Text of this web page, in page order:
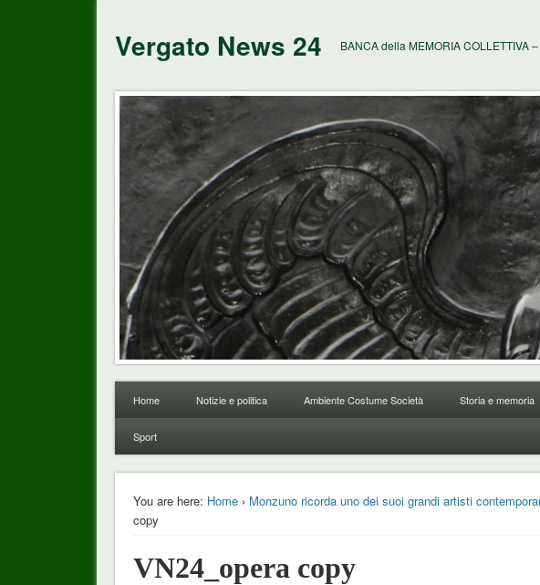
Vergato News 24 BANCA della MEMORIA COLLETTIVA
Home Notizie e politica Ambiente Costume Società Storia e memoria
Sport
You are here: Home› Monzuno ricorda uno dei suoi grandi artisti
copy
VN24_opera copy